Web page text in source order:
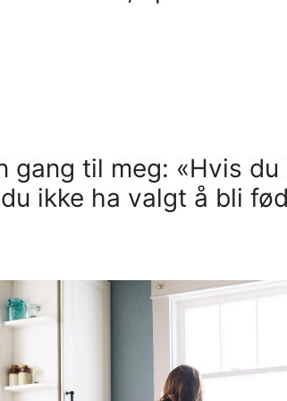
gang til meg: «Hvis
ikke ha valgt å bli